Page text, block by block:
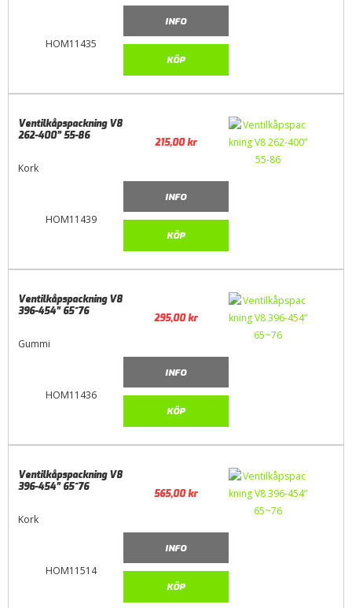
HOM11435
INFO
KÖP
HOM11439
Ventilkåpspackning V8
262-400” 55-86
Kork
215,00kr
INFO
KÖP
HOM11436
Ventilkåpspackning V8
396-454” 65~76
Gummi
295,00kr
INFO
KÖP
HOM11514
Ventilkåpspackning V8
396-454” 65~76
Kork
565,00kr
INFO
KÖP